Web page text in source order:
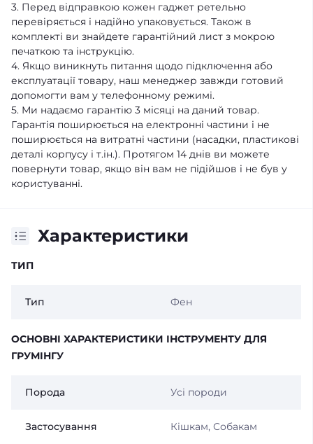
3. Перед відправкою кожен гаджет ретельно
перевіряється і надійно упаковується. Також в
комплекті ви знайдете гарантійний лист з мокрою
печаткою та інструкцію.
4. Якщо виникнуть питання щодо підключення або
експлуатації товару, наш менеджер завжди готовий
допомогти вам у телефонному режимі.
5. Ми надаємо гарантію 3 місяці на даний товар.
Гарантія поширюється на електронні частини і не
поширюється на витратні частини (насадки, пластикові
деталі корпусу і т.ін.). Протягом 14 днів ви можете
повернути товар, якщо він вам не підійшов і не був у
користуванні.
Характеристики
ТИП
Тип Фен
ОСНОВНІ ХАРАКТЕРИСТИКИ ІНСТРУМЕНТУ ДЛЯ
ГРУМІНГУ
Порода Усі породи
Застосування Кішкам, Собакам